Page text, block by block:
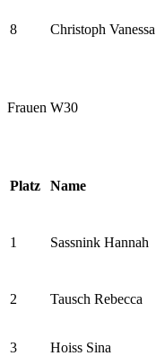
8 Christoph Vanessa
Frauen W30
Platz Name
1 Sassnink Hannah
2 Tausch Rebecca
3 Hoiss Sina